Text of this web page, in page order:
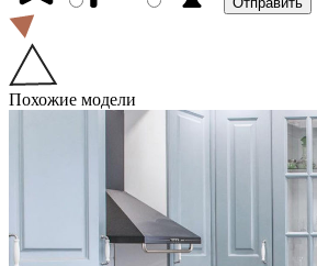
Похожие модели